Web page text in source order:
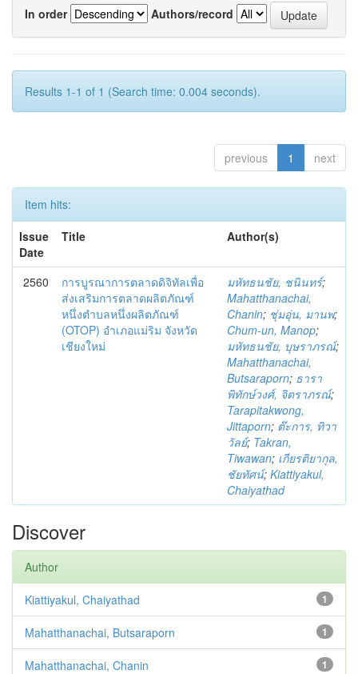
In order
Authors/record
Results 1-1 of 1 (Search time: 0.004 seconds).
previous 1 next
Item hits:
Issue
Date
Title Author(s)
2560
การบูรณาการตลาดดิจิทัลเพื่อ
ส่งเสริมการตลาดผลิตภัณฑ์
หนึ่งตำบลหนึ่งผลิตภัณฑ์
(OTOP) อำเภอแม่ริม จังหวัด
เชียงใหม่
มหัทธนชัย, ชนินทร์;
Mahatthanachai,
Chanin; ชุ่มอุ่น, มานพ;
Chum-un, Manop;
มหัทธนชัย, บุษราภรณ์;
Mahatthanachai,
Butsaraporn; ธารา
พิทักษ์วงศ์, จิตราภรณ์;
Tarapitakwong,
Jittaporn; ต๊ะการ, ทิวา
วัลย์; Takran,
Tiwawan; เกียรติยากุล,
ชัยทัศน์; Kiattiyakul,
Chaiyathad
Discover
Author
1
Kiattiyakul, Chaiyathad
1
Mahatthanachai, Butsaraporn
1
Mahatthanachai, Chanin